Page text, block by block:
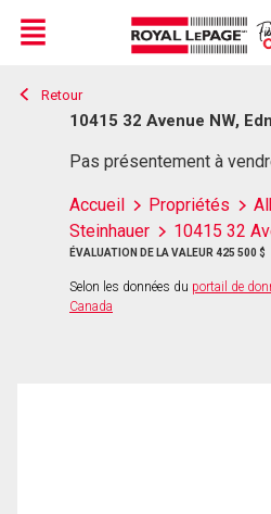
Live
En Direct
Menu
Retour
10415 32 Avenue NW,
Pas présentement à
Accueil Propriétés
Steinhauer
10415 32
ÉVALUATION DE LA VALEUR 425 500 $
Selon les données du portail de
Canada